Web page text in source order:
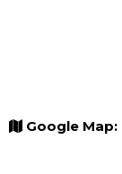
Google Map: